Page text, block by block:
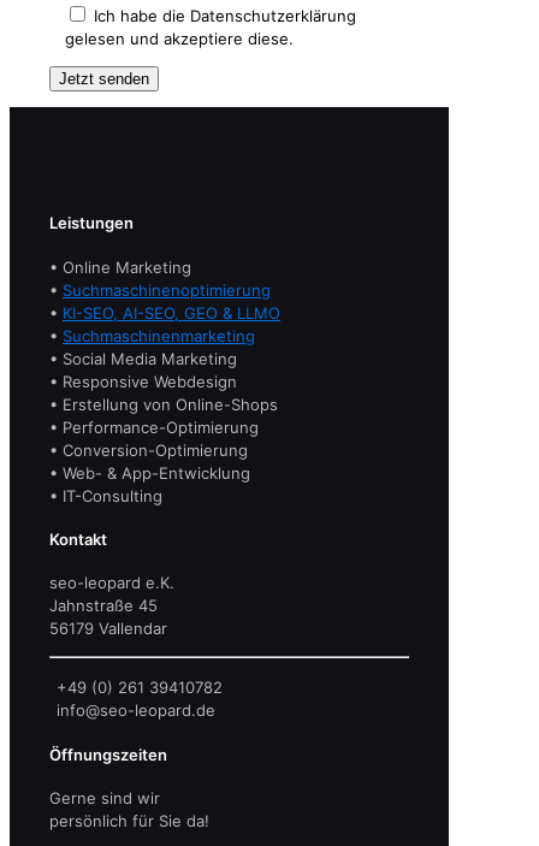
Ich habe die Datenschutzerklärung
gelesen und akzeptiere diese.
Leistungen
• Online Marketing
• Suchmaschinenoptimierung
• KI-SEO, AI-SEO, GEO & LLMO
• Suchmaschinenmarketing
• Social Media Marketing
• Responsive Webdesign
• Erstellung von Online-Shops
• Performance-Optimierung
• Conversion-Optimierung
• Web- & App-Entwicklung
• IT-Consulting
Kontakt
seo-leopard e.K.
Jahnstraße 45
56179 Vallendar
+49 (0) 261 39410782
info@seo-leopard.de
Öffnungszeiten
Gerne sind wir
persönlich für Sie da!